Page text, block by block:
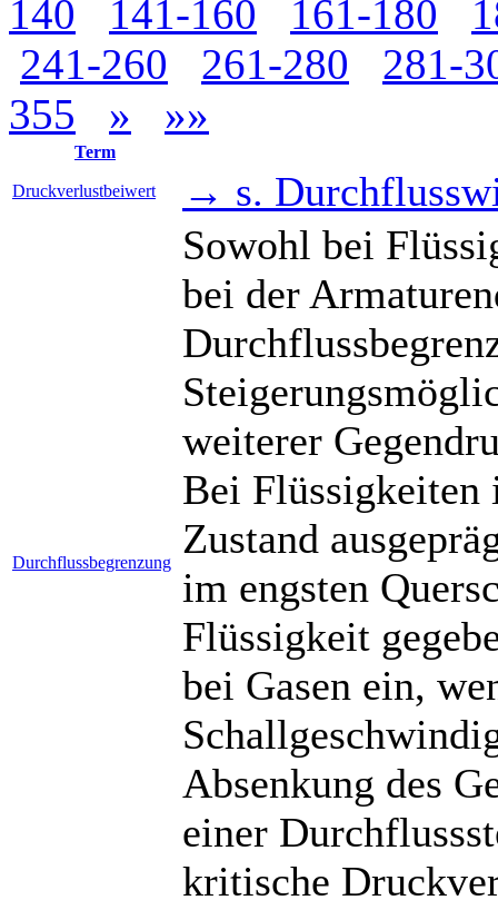
140 141-160 161-180
241-260
261-280
281-
355
» »»
Term
Druckverlustbeiwert → s.
Durchflussbegrenzung
Sowohl bei
bei der
weiterer
Bei Flüssigkeiten
Zustand
im engsten
Flüssigkeit
bei Gasen ein,
Absenkung des
einer
kritische